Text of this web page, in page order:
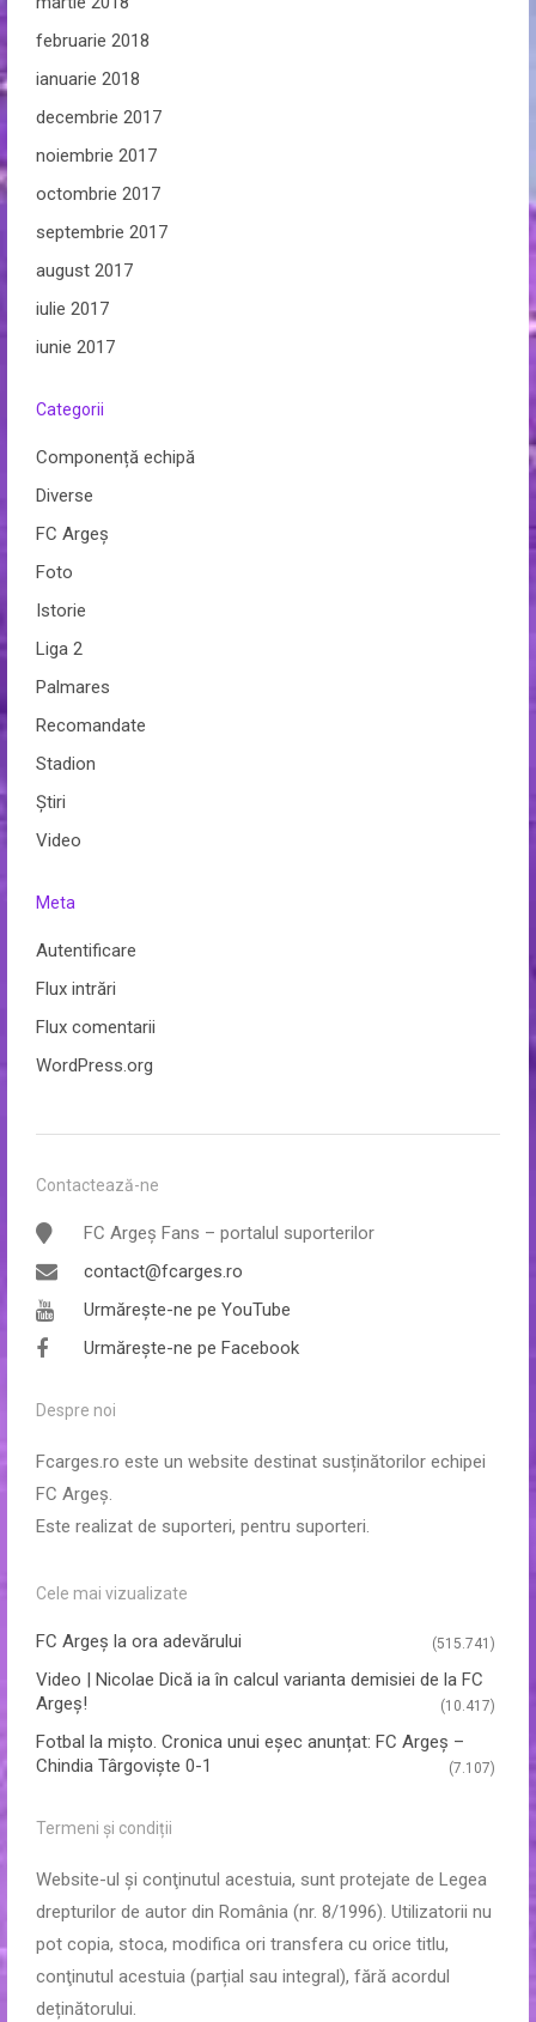
februarie 2018
ianuarie 2018
decembrie 2017
noiembrie 2017
octombrie 2017
septembrie 2017
august 2017
iulie 2017
iunie 2017
Categorii
Componență echipă
Diverse
FC Argeș
Foto
Istorie
Liga 2
Palmares
Recomandate
Stadion
Ştiri
Video
Meta
Autentificare
Flux intrări
Flux comentarii
WordPress.org
Contactează-ne
FC Argeș Fans – portalul suporterilor
contact@fcarges.ro
Urmărește-ne pe YouTube
Urmărește-ne pe Facebook
Despre noi
Fcarges.ro este un website destinat susținătorilor echipei
FC Argeș.
Este realizat de suporteri, pentru suporteri.
Cele mai vizualizate
FC Argeş la ora adevărului (515.741)
Video | Nicolae Dică ia în calcul varianta demisiei de la FC
Argeș!
(10.417)
Fotbal la mișto. Cronica unui eșec anunțat: FC Argeș –
Chindia Târgoviște 0-1
(7.107)
Termeni și condiții
Website-ul şi conţinutul acestuia, sunt protejate de Legea
drepturilor de autor din România (nr. 8/1996). Utilizatorii nu
pot copia, stoca, modifica ori transfera cu orice titlu,
conţinutul acestuia (parțial sau integral), fără acordul
deținătorului.